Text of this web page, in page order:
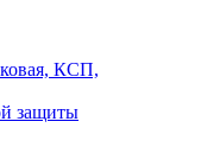
КСП,
защиты